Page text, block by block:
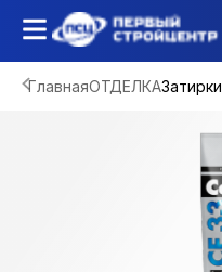
ГлавнаяОТДЕЛКАЗатирки